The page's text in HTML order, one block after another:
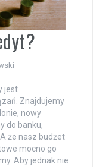
jest
Znajdujemy
nowy
do banku,
że nasz budżet
mocno go
Aby jednak nie